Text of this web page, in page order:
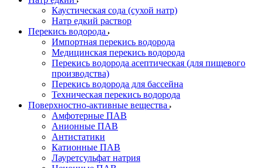
Каустическая сода (сухой натр)
Натр едкий раствор
Перекись водорода
Импортная перекись водорода
Медицинская перекись водорода
Перекись водорода асептическая (для пищевого
производства)
Перекись водорода для бассейна
Техническая перекись водорода
Поверхностно-активные вещества
Амфотерные ПАВ
Анионные ПАВ
Антистатики
Катионные ПАВ
Лауретсульфат натрия